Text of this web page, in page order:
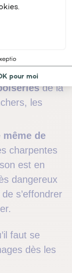
nuisibles
causer dans
;
de la
les
de
charpentes
est en
dangereux
s’effondrer
faut se
dès les